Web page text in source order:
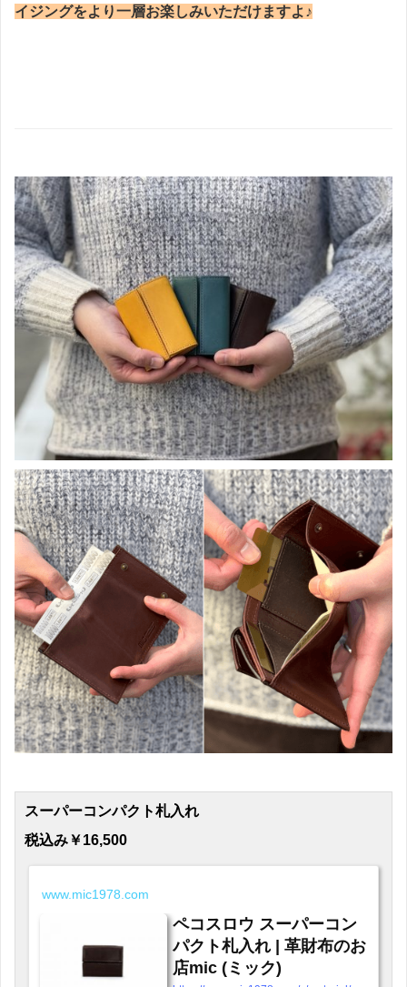
イジングをより一層お楽しみいただけますよ♪
スーパーコンパクト札入れ
税込み￥16,500
www.mic1978.com
ペコスロウ スーパーコン
パクト札入れ | 革財布のお
店mic (ミック)